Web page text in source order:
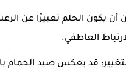
أن يكون الحلم تعبيرًا عن
العاطفي.
قد يعكس صيد الحمام